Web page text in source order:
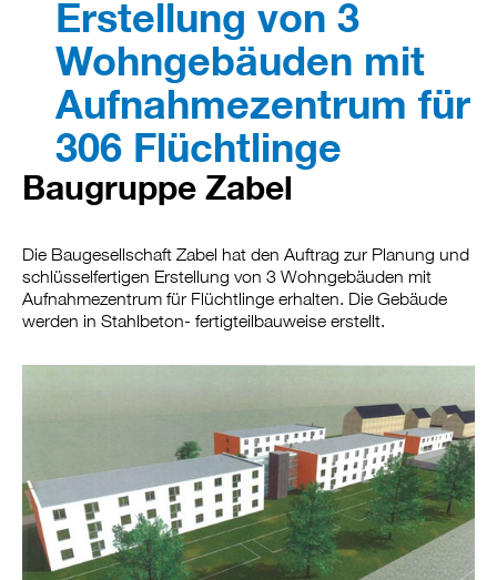
Erstellung von 3
Wohngebäuden mit
Aufnahmezentrum für
306 Flüchtlinge
Baugruppe Zabel
Die Baugesellschaft Zabel hat den Auftrag zur Planung und
schlüsselfertigen Erstellung von 3 Wohngebäuden mit
Aufnahmezentrum für Flüchtlinge erhalten. Die Gebäude
werden in Stahlbeton- fertigteilbauweise erstellt.